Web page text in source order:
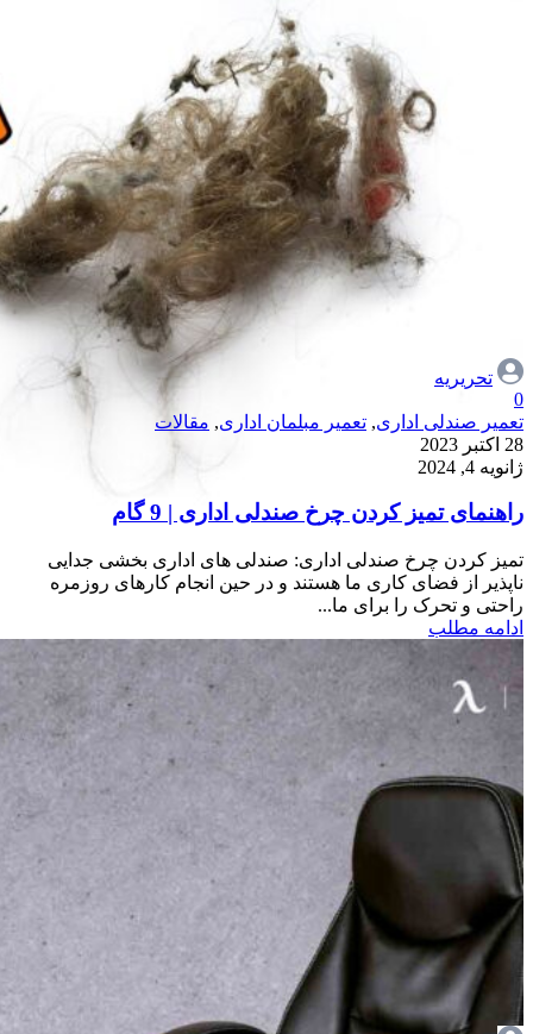
تحریریه
0
تعمیر صندلی اداری, تعمیر مبلمان اداری, مقالات
28 اکتبر 2023
ژانویه 4, 2024
راهنمای تمیز کردن چرخ صندلی اداری | 9 گام
تمیز کردن چرخ صندلی اداری: صندلی های اداری بخشی جدایی
ناپذیر از فضای کاری ما هستند و در حین انجام کارهای روزمره
راحتی و تحرک را برای ما...
ادامه مطلب